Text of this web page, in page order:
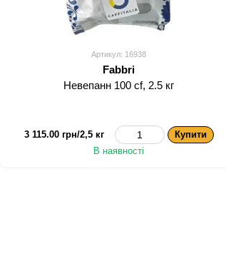
Артикул: 16938
Fabbri
Невепанн 100 cf, 2.5 кг
3 115.00 грн/2,5 кг
Купити
В наявності